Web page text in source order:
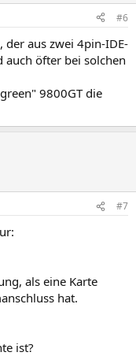
#6
der aus zwei 4pin-IDE-
auch öfter bei solchen
9800GT die
#7
als eine Karte
hat.
ist?